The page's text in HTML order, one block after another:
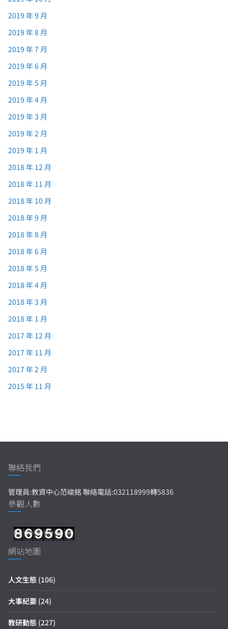
2019 年 9 月
2019 年 8 月
2019 年 7 月
2019 年 6 月
2019 年 5 月
2019 年 4 月
2019 年 3 月
2019 年 2 月
2019 年 1 月
2018 年 12 月
2018 年 11 月
2018 年 10 月
2018 年 9 月
2018 年 8 月
2018 年 6 月
2018 年 5 月
2018 年 4 月
2018 年 3 月
2018 年 1 月
2017 年 12 月
2017 年 11 月
2017 年 2 月
2015 年 11 月
聯絡我們
管理員:教資中心范峻銘 聯絡電話:032118999轉5836
參觀人數
網站地圖
人文生態 (106)
大事紀要 (24)
教研動態 (227)